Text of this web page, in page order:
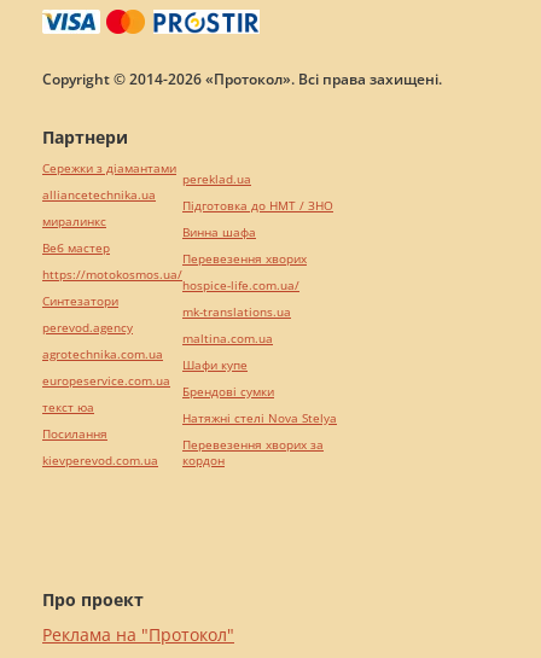
Copyright © 2014-2026 «Протокол». Всі права захищені.
Про проект
Реклама на "Протокол"
Партнери
Сережки з діамантами
alliancetechnika.ua
миралинкс
Веб мастер
https://motokosmos.ua/
Синтезатори
perevod.agency
agrotechnika.com.ua
europeservice.com.ua
текст юа
Посилання
kievperevod.com.ua
pereklad.ua
Підготовка до НМТ / ЗНО
Винна шафа
Перевезення хворих
hospice-life.com.ua/
mk-translations.ua
maltina.com.ua
Шафи купе
Брендові сумки
Натяжні стелі Nova Stelya
Перевезення хворих за
кордон